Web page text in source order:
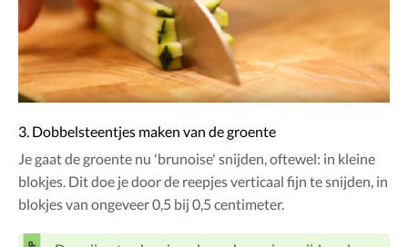
3. Dobbelsteentjes maken van de groente
Je gaat de groente nu 'brunoise' snijden, oftewel: in kleine
blokjes. Dit doe je door de reepjes verticaal fijn te snijden, in
blokjes van ongeveer 0,5 bij 0,5 centimeter.